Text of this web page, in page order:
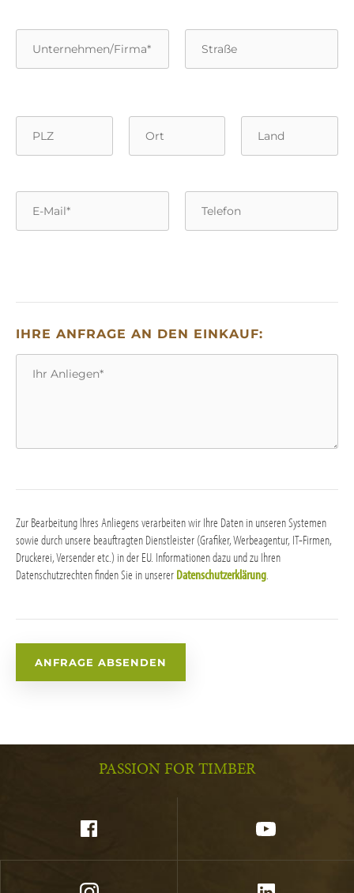
IHRE ANFRAGE AN DEN EINKAUF:
Zur Bearbeitung Ihres Anliegens verarbeiten wir Ihre Daten in unseren Systemen
sowie durch unsere beauftragten Dienstleister (Grafiker, Werbeagentur, IT-Firmen,
Druckerei, Versender etc.) in der EU. Informationen dazu und zu Ihren
Datenschutzrechten finden Sie in unsererDatenschutzerklärung
PASSION FOR TIMBER